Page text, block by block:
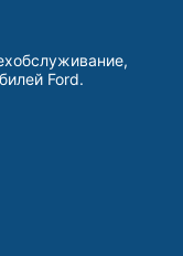
Ford.